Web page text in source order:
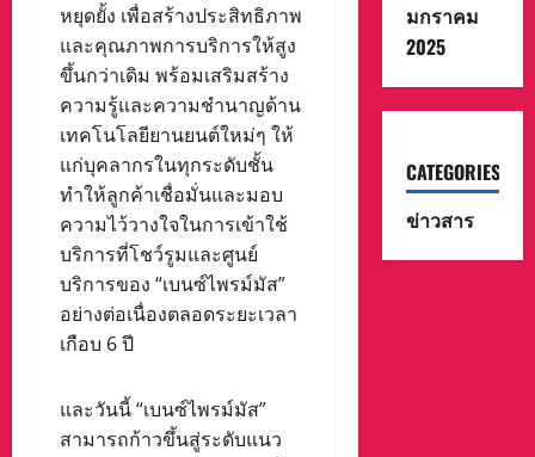
หยุดยั้ง เพื่อสร้างประสิทธิภาพ
และคุณภาพการบริการให้สูง
ขึ้นกว่าเดิม พร้อมเสริมสร้าง
ความรู้และความชำนาญด้าน
เทคโนโลยียานยนต์ใหม่ๆ ให้
แก่บุคลากรในทุกระดับชั้น
ทำให้ลูกค้าเชื่อมั่นและมอบ
ความไว้วางใจในการเข้าใช้
บริการที่โชว์รูมและศูนย์
บริการของ “เบนซ์ไพรม์มัส”
อย่างต่อเนื่องตลอดระยะเวลา
เกือบ 6 ปี
และวันนี้ “เบนซ์ไพรม์มัส”
สามารถก้าวขึ้นสู่ระดับแนว
มกราคม
2025
CATEGORIES
ข่าวสาร